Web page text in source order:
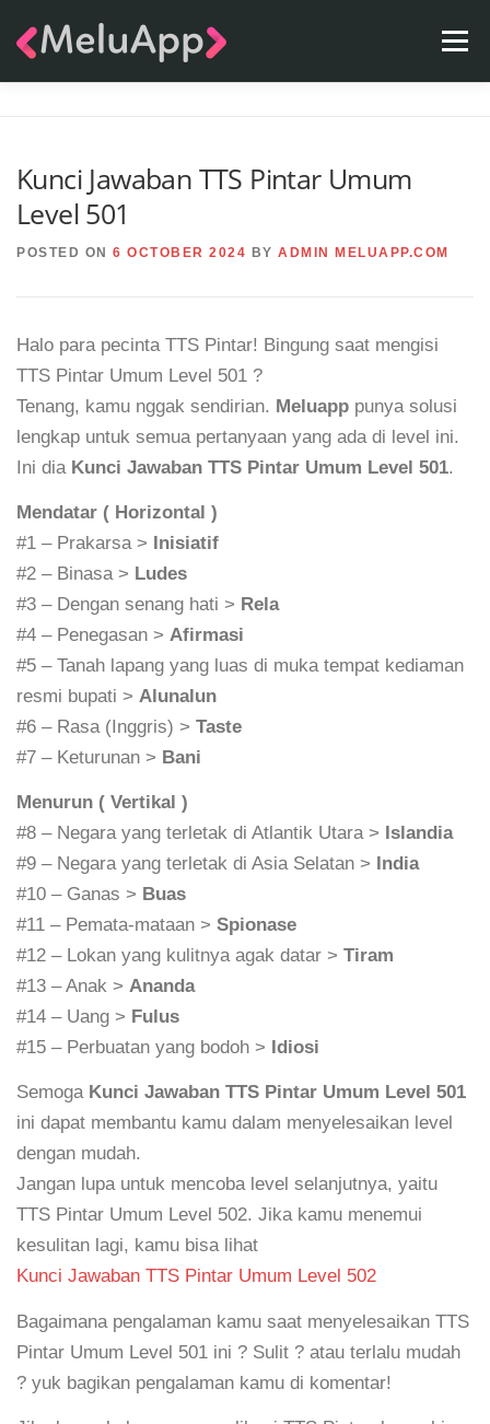
Menu
Kunci Jawaban TTS Pintar Umum
Level 501
POSTED ON 6 OCTOBER 2024 BY ADMIN MELUAPP.COM
Halo para pecinta TTS Pintar! Bingung saat mengisi
TTS Pintar Umum Level 501 ?
Tenang, kamu nggak sendirian. Meluapp punya solusi
lengkap untuk semua pertanyaan yang ada di level ini.
Ini dia Kunci Jawaban TTS Pintar Umum Level 501.
Mendatar ( Horizontal )
#1 – Prakarsa > Inisiatif
#2 – Binasa > Ludes
#3 – Dengan senang hati > Rela
#4 – Penegasan > Afirmasi
#5 – Tanah lapang yang luas di muka tempat kediaman
resmi bupati > Alunalun
#6 – Rasa (Inggris) > Taste
#7 – Keturunan > Bani
Menurun ( Vertikal )
#8 – Negara yang terletak di Atlantik Utara > Islandia
#9 – Negara yang terletak di Asia Selatan >
India
#10 – Ganas > Buas
#11 – Pemata-mataan > Spionase
#12 – Lokan yang kulitnya agak datar > Tiram
#13 – Anak > Ananda
#14 – Uang > Fulus
#15 – Perbuatan yang bodoh > Idiosi
Semoga Kunci Jawaban TTS Pintar Umum Level 501
ini dapat membantu kamu dalam menyelesaikan level
dengan mudah.
Jangan lupa untuk mencoba level selanjutnya, yaitu
TTS Pintar Umum Level 502. Jika kamu menemui
kesulitan lagi, kamu bisa lihat
Kunci Jawaban TTS Pintar Umum Level 502
Bagaimana pengalaman kamu saat menyelesaikan TTS
Pintar Umum Level 501 ini ? Sulit ? atau terlalu mudah
? yuk bagikan pengalaman kamu di komentar!